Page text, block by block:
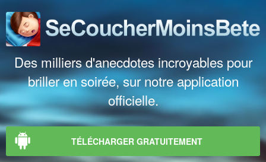
Des milliers d'anecdotes incroyables pour
briller en soirée, sur notre application
officielle.
TÉLÉCHARGER GRATUITEMENT